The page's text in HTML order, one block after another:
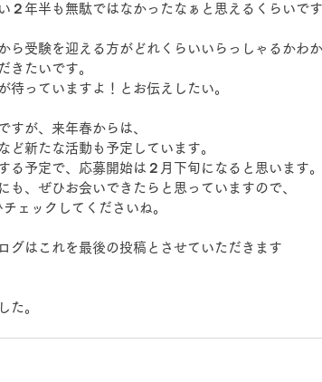
２年半も無駄ではなかったなぁと思えるくらいです
ら受験を迎える方がどれくらいいらっしゃるかわ
きたいです。
待っていますよ！とお伝えしたい。
すが、来年春からは、
ど新たな活動も予定しています。
る予定で、応募開始は２月下旬になると思います。
も、ぜひお会いできたらと思っていますので、
チェックしてくださいね。
グはこれを最後の投稿とさせていただきます
た。